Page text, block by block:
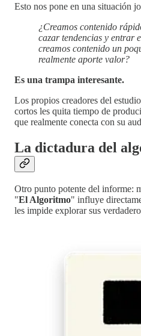
Esto nos pone en una situación
¿Creamos contenido
cazar tendencias y entrar
creamos contenido un
realmente aporte valor?
Es una trampa interesante.
Los propios creadores del
cortos les quita tiempo de
que realmente conecta con su
La dictadura del
Otro punto potente del informe:
"El Algoritmo" influye
les impide explorar sus